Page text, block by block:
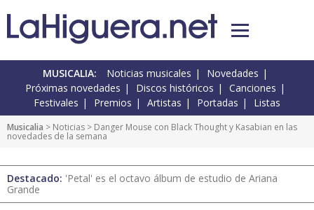
MUSICALIA: Noticias musicales
Novedades
Próximas novedades
Discos históricos
Canciones
Festivales
Premios Artistas Portadas Listas
Musicalia > Noticias > Danger Mouse con Black Thought y Kasabian en las
novedades de la semana
Destacado: 'Petal' es el octavo álbum de estudio de Ariana
Grande